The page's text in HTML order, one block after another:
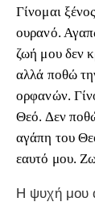
Γίνομαι
ουρανό.
ζωή μου δεν
αλλά ποθώ
ορφανών.
Θεό. Δεν
αγάπη του
εαυτό μου.
Η ψυχή μου